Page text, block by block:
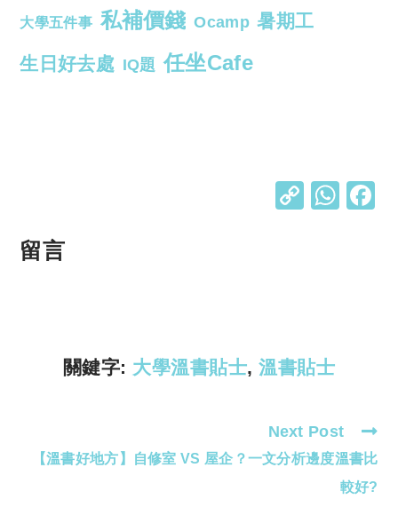
大學五件事 私補價錢 Ocamp 暑期工
生日好去處 IQ題 任坐Cafe
C
k
W
留言
關鍵字: 大學溫書貼士, 溫書貼士
more
Next Post
【溫書好地方】自修室 VS 屋企？一文分析邊度溫書比
較好?